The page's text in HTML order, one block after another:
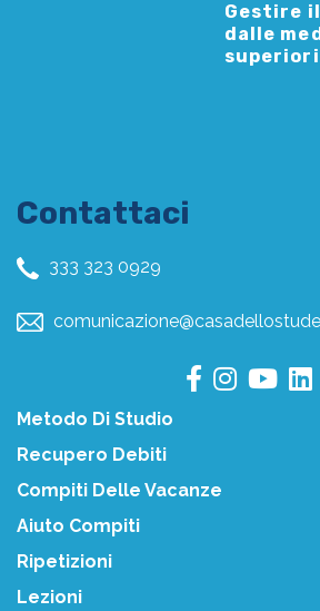
Gestire
dalle
Contattaci
333 323 0929
Metodo Di Studio
Recupero Debiti
Compiti Delle Vacanze
Aiuto Compiti
Ripetizioni
Lezioni